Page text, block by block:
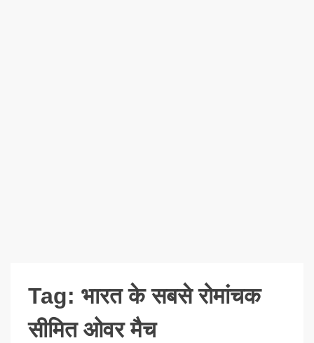
Tag: भारत के सबसे रोमांचक
सीमित ओवर मैच